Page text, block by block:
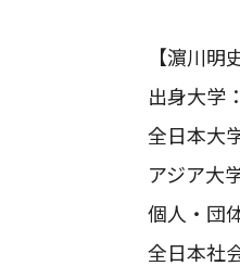
【濵川明
出身大学
全日本大
アジア大
個人・団
全日本社